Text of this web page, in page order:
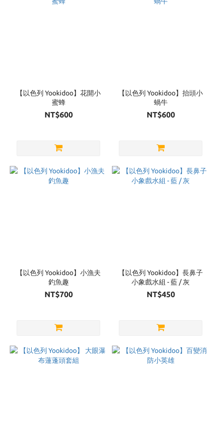
【以色列 Yookidoo】花開小
蜜蜂
NT$600
【以色列 Yookidoo】抬頭小
蝸牛
NT$600
【以色列 Yookidoo】小漁夫
釣魚趣
NT$700
【以色列 Yookidoo】長鼻子
小象戲水組 - 藍 / 灰
NT$450